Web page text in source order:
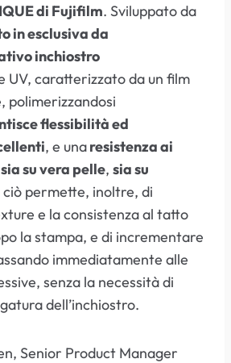
di Fujifilm. Sviluppato da
in esclusiva da
inchiostro
UV, caratterizzato da un film
polimerizzandosi
flessibilità ed
, e unaresistenza ai
sia su vera pelle, sia su
ciò permette, inoltre, di
e la consistenza al tatto
la stampa, e di incrementare
immediatamente alle
senza la necessità di
dell’inchiostro.
Senior Product Manager